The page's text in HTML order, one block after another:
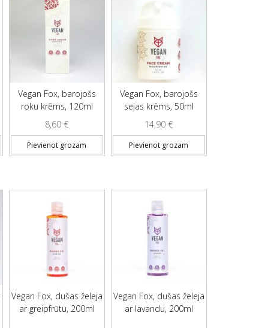
Vegan Fox, barojošs
roku krēms, 120ml
8,60 €
Pievienot grozam
Vegan Fox, barojošs
sejas krēms, 50ml
14,90 €
Pievienot grozam
Vegan Fox, dušas želeja
ar greipfrūtu, 200ml
Vegan Fox, dušas želeja
ar lavandu, 200ml